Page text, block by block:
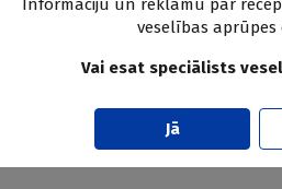
sagatavoja video, kā pareizi
ir bezmaksas kursi/lekcijas
vietni www.idready.lv(ar
Covid–19 latviešu valodā: šeit ir
terapijas nodaļā, intensīvās
Informāciju un reklāmu par
veselības aprūpes
Vai esat speciālists
Jā